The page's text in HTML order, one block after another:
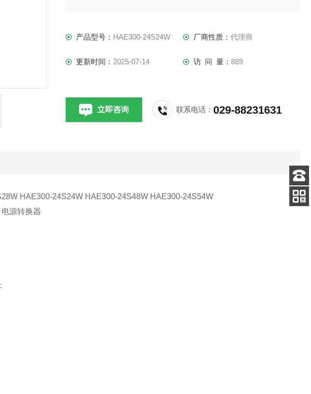
■ 300W 输出功率
■ 输出电压：5、12、15、24、28、48 和 54Vdc
产品型号： HAE300-24S24W 厂商性质： 代理商
更新时间： 2025-07-14 访 问 量： 889
立即咨询 联系电话：029-88231631
HAE300-24S24W HAE300-24S48W HAE300-24S54W
源转换器
客服
电话